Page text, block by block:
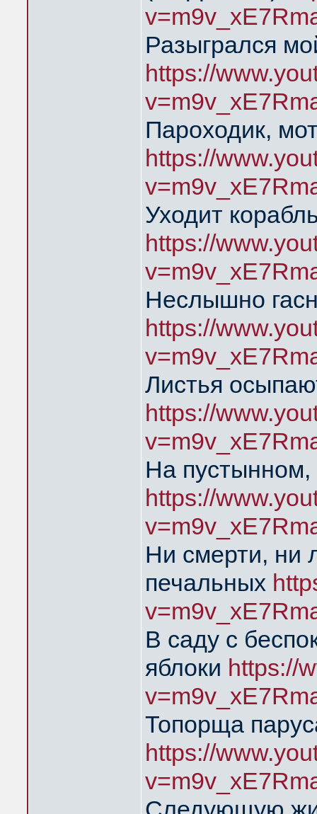
Разыгрался
https://
Пароходик,
https://
Уходит
https://
Неслышно
https://
Листья
https://
На пустынном,
https://
Ни смерти, ни
печальных
В саду с
яблоки https://
Топорща
https://